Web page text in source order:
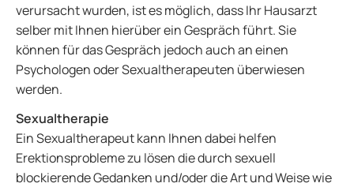
verursacht wurden, ist es möglich, dass Ihr Hausarzt
selber mit Ihnen hierüber ein Gespräch führt. Sie
können für das Gespräch jedoch auch an einen
Psychologen oder Sexualtherapeuten überwiesen
werden.
Sexualtherapie
Ein Sexualtherapeut kann Ihnen dabei helfen
Erektionsprobleme zu lösen die durch sexuell
blockierende Gedanken und/oder die Art und Weise wie